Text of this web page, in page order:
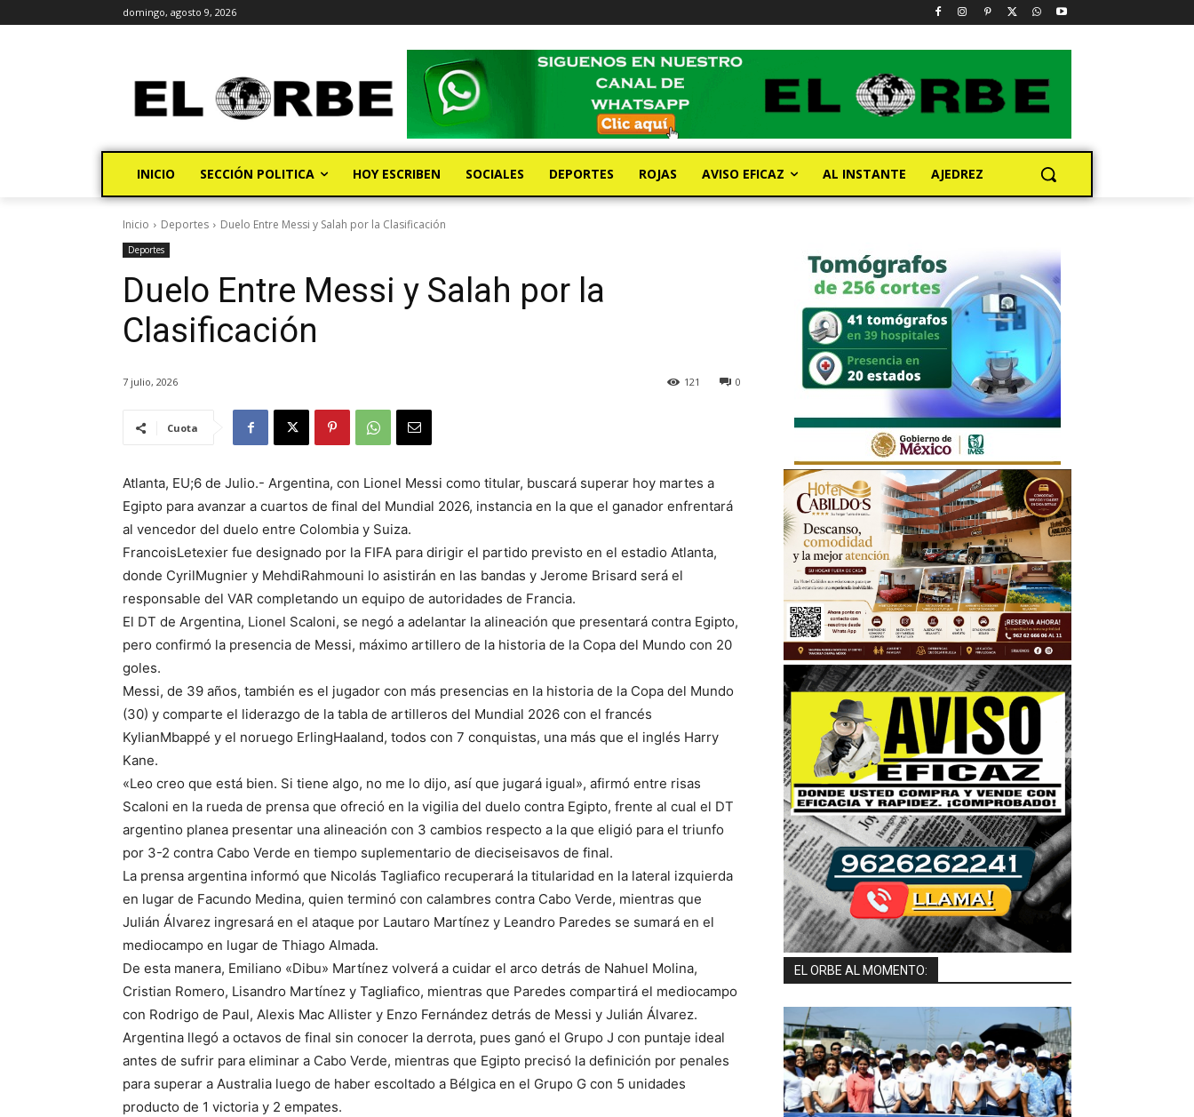
domingo, agosto 9, 2026
INICIO SECCIÓN POLITICA HOY ESCRIBEN SOCIALES DEPORTES ROJAS AVISO EFICAZ AL INSTANTE AJEDREZ
Inicio Deportes Duelo Entre Messi y Salah por la Clasificación
Deportes
Duelo Entre Messi y Salah por la
Clasificación
7 julio, 2026 0
121
Cuota
Atlanta, EU;6 de Julio.- Argentina, con Lionel Messi como titular, buscará superar hoy martes a
Egipto para avanzar a cuartos de final del Mundial 2026, instancia en la que el ganador enfrentará
al vencedor del duelo entre Colombia y Suiza.
FrancoisLetexier fue designado por la FIFA para dirigir el partido previsto en el estadio Atlanta,
donde CyrilMugnier y MehdiRahmouni lo asistirán en las bandas y Jerome Brisard será el
responsable del VAR completando un equipo de autoridades de Francia.
El DT de Argentina, Lionel Scaloni, se negó a adelantar la alineación que presentará contra Egipto,
pero confirmó la presencia de Messi, máximo artillero de la historia de la Copa del Mundo con 20
goles.
Messi, de 39 años, también es el jugador con más presencias en la historia de la Copa del Mundo
(30) y comparte el liderazgo de la tabla de artilleros del Mundial 2026 con el francés
KylianMbappé y el noruego ErlingHaaland, todos con 7 conquistas, una más que el inglés Harry
Kane.
«Leo creo que está bien. Si tiene algo, no me lo dijo, así que jugará igual», afirmó entre risas
Scaloni en la rueda de prensa que ofreció en la vigilia del duelo contra Egipto, frente al cual el DT
argentino planea presentar una alineación con 3 cambios respecto a la que eligió para el triunfo
por 3-2 contra Cabo Verde en tiempo suplementario de dieciseisavos de final.
La prensa argentina informó que Nicolás Tagliafico recuperará la titularidad en la lateral izquierda
en lugar de Facundo Medina, quien terminó con calambres contra Cabo Verde, mientras que
Julián Álvarez ingresará en el ataque por Lautaro Martínez y Leandro Paredes se sumará en el
mediocampo en lugar de Thiago Almada.
De esta manera, Emiliano «Dibu» Martínez volverá a cuidar el arco detrás de Nahuel Molina,
Cristian Romero, Lisandro Martínez y Tagliafico, mientras que Paredes compartirá el mediocampo
con Rodrigo de Paul, Alexis Mac Allister y Enzo Fernández detrás de Messi y Julián Álvarez.
Argentina llegó a octavos de final sin conocer la derrota, pues ganó el Grupo J con puntaje ideal
antes de sufrir para eliminar a Cabo Verde, mientras que Egipto precisó la definición por penales
para superar a Australia luego de haber escoltado a Bélgica en el Grupo G con 5 unidades
producto de 1 victoria y 2 empates.
EL ORBE AL MOMENTO: